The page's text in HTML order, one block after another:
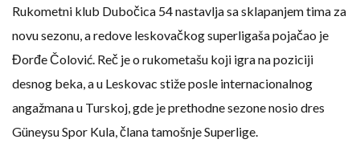
Rukometni klub Dubočica 54 nastavlja sa sklapanjem tima za
novu sezonu, a redove leskovačkog superligaša pojačao je
Đorđe Čolović. Reč je o rukometašu koji igra na poziciji
desnog beka, a u Leskovac stiže posle internacionalnog
angažmana u Turskoj, gde je prethodne sezone nosio dres
Güneysu Spor Kula, člana tamošnje Superlige.